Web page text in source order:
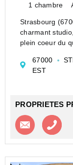
1 chambre
Strasbourg
charmant
plein coeur du
commun (bus/
67000
EST
PROPRIETES
Contacter